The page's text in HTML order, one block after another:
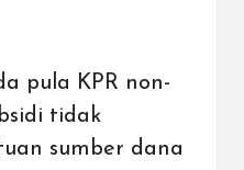
pula KPR non-
tidak
sumber dana